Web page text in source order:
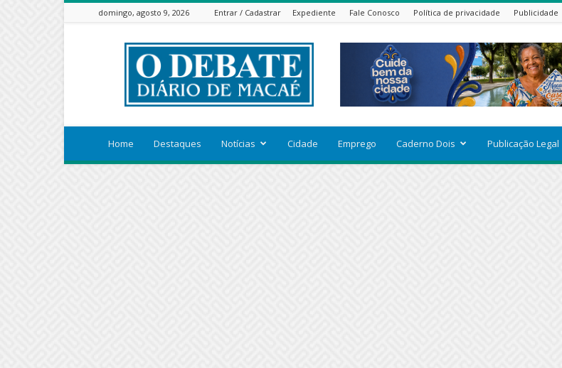
domingo, agosto 9, 2026 Entrar / Cadastrar Expediente Fale Conosco Política de privacidade Publicidade
ODEBATEON
Home Destaques Notícias Cidade Emprego Caderno Dois Publicação Legal